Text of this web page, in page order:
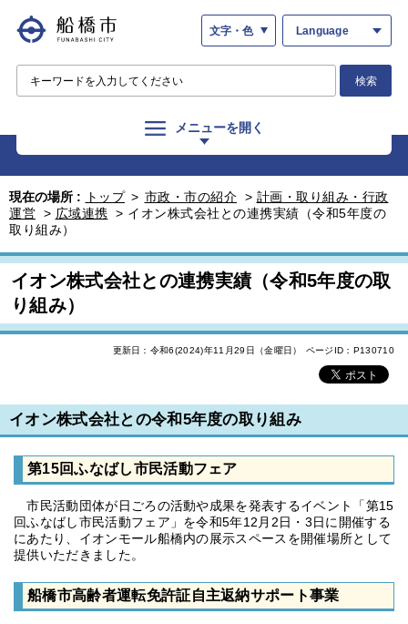
文字・色 Language
検索
メニューを開く
現在の場所 : トップ > 市政・市の紹介 > 計画・取り組み・行政
運営 > 広域連携 > イオン株式会社との連携実績（令和5年度の
取り組み）
イオン株式会社との連携実績（令和5年度の取
り組み）
更新日：令和6(2024)年11月29日（金曜日） ページID：P130710
イオン株式会社との令和5年度の取り組み
第15回ふなばし市民活動フェア
市民活動団体が日ごろの活動や成果を発表するイベント「第15
回ふなばし市民活動フェア」を令和5年12月2日・3日に開催する
にあたり、イオンモール船橋内の展示スペースを開催場所として
提供いただきました。
船橋市高齢者運転免許証自主返納サポート事業